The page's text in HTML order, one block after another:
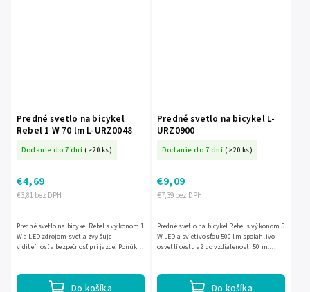
Predné svetlo na bicykel
Rebel 1 W 70 lm L-URZ0048
Dodanie do 7 dní (>20 ks)
€3,81 bez DPH
€4,69
Do košíka
Predné svetlo na bicykel Rebel s výkonom 1
W a LED zdrojom svetla zvyšuje
viditeľnosť a bezpečnosť pri jazde. Ponúka
Predné svetlo na bicykel L-
URZ0900
Dodanie do 7 dní (>20 ks)
€7,39 bez DPH
€9,09
Do košíka
Predné svetlo na bicykel Rebel s výkonom 5
W LED a svietivosťou 500 lm spoľahlivo
osvetlí cestu až do vzdialenosti 50 m.